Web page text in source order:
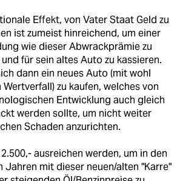
Effekt, von Vater Staat Geld zu
ist zumeist hinreichend, um einer
wie dieser Abwrackprämie zu
für sein altes Auto zu kassieren.
dann ein neues Auto (mit wohl
Wertverfall) zu kaufen, welches von
Entwicklung auch gleich
werden sollte, um nicht weiter
Schaden anzurichten.
ausreichen werden, um in den
Jahren mit dieser neuen/alten "Karre"